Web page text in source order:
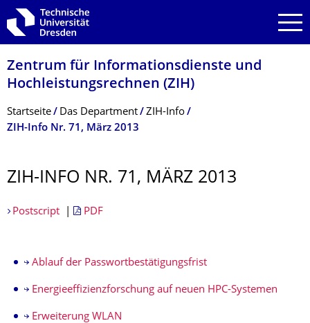
Zur Hauptnavigation springen
Zur Suche springen
Zum Inhalt springen
Zentrum für Informations­dienste und
Hochleistungs­rechnen (ZIH)
Breadcrumb-Menü
Startseite Das Department
ZIH-Info
ZIH-Info Nr. 71, März 2013
ZIH-INFO NR. 71, MÄRZ 2013
Postscript| PDF
Ablauf der Passwortbestätigungsfrist
Energieeffizienzforschung auf neuen HPC-Systemen
Erweiterung WLAN